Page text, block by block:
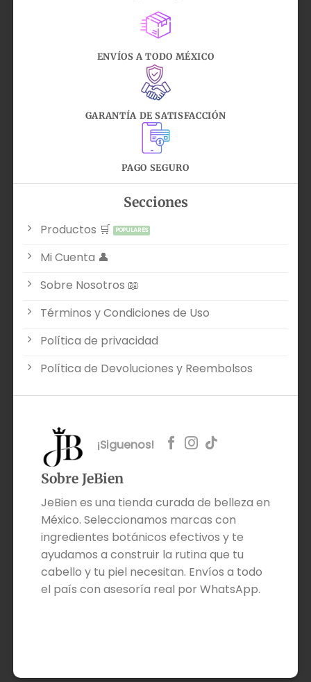
ENVÍOS A TODO MÉXICO
GARANTÍA DE SATISFACCIÓN
PAGO SEGURO
Secciones
Productos 🛒
Mi Cuenta 👤
Sobre Nosotros 📖
Términos y Condiciones de Uso
Política de privacidad
Política de Devoluciones y Reembolsos
¡Siguenos!
Sobre JeBien
JeBien es una tienda curada de belleza en
México. Seleccionamos marcas con
ingredientes botánicos efectivos y te
ayudamos a construir la rutina que tu
cabello y tu piel necesitan. Envíos a todo
el país con asesoría real por WhatsApp.